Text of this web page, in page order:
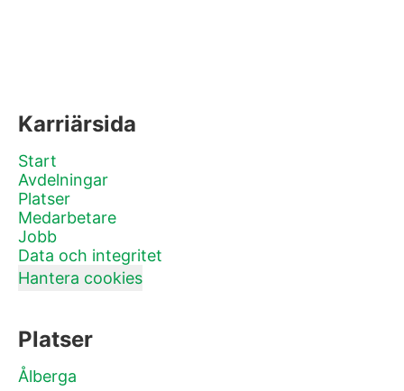
Karriärsida
Start
Avdelningar
Platser
Medarbetare
Jobb
Data och integritet
Hantera cookies
Platser
Ålberga